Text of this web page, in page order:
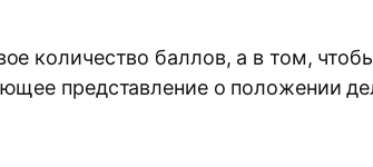
количество баллов, а в том,
представление о положении